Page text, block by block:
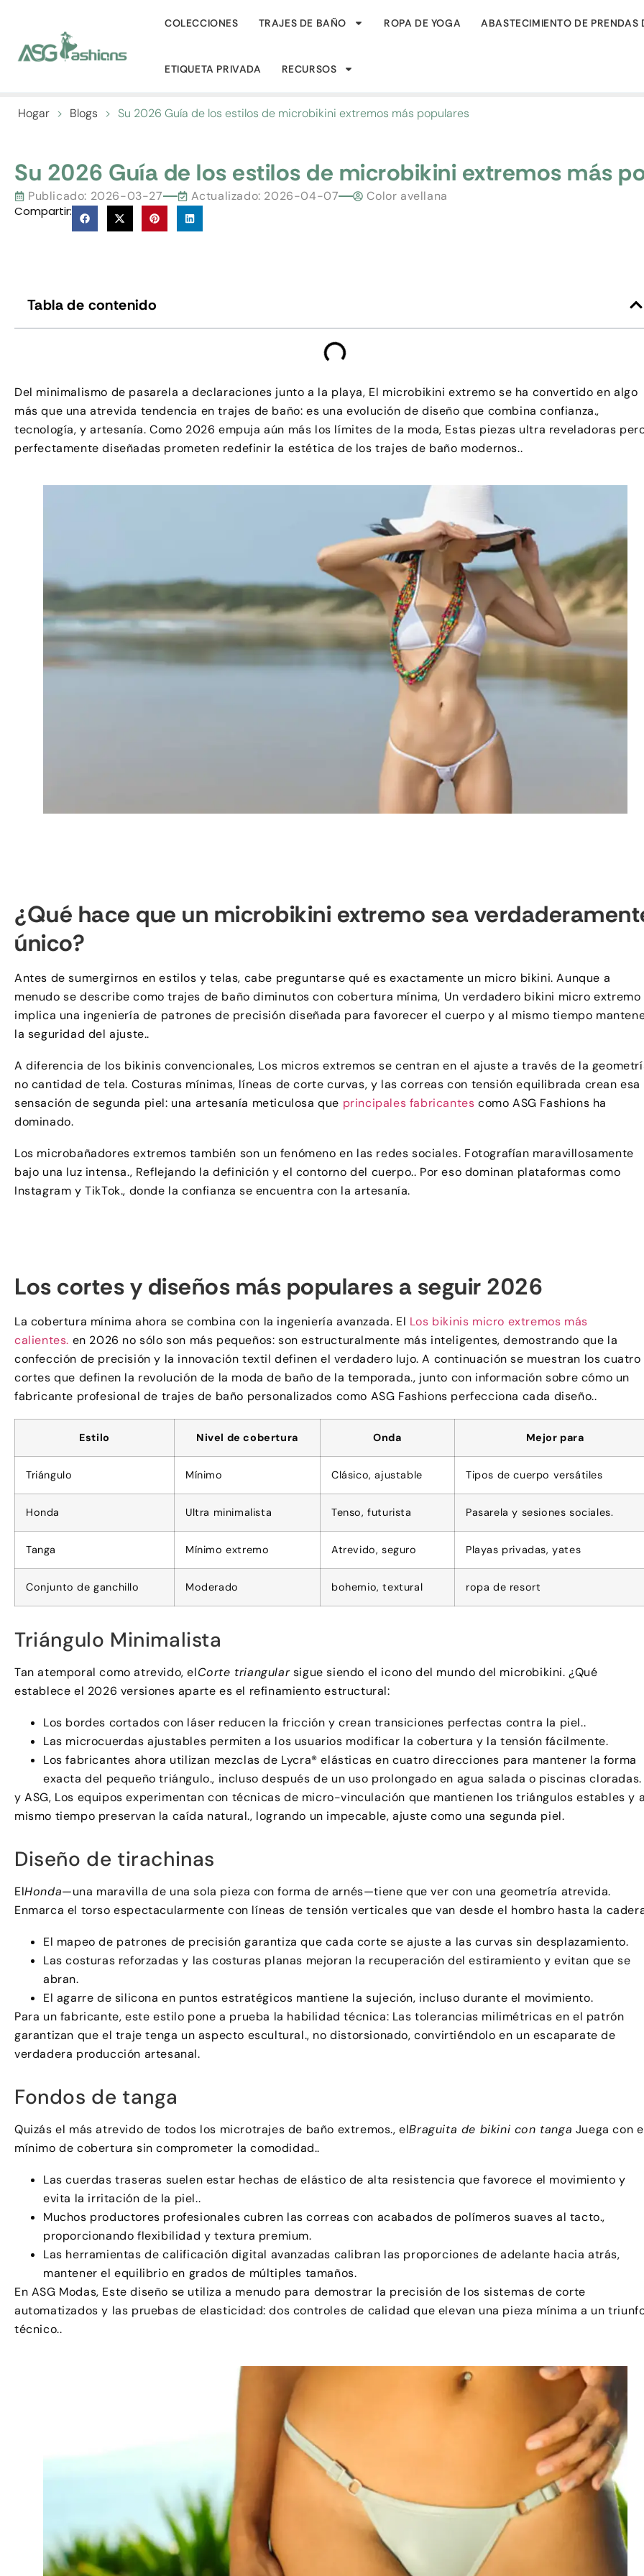
COLECCIONES TRAJES DE BAÑO ROPA DE YOGA ABASTECIMIENTO DE PRENDAS
ETIQUETA PRIVADA RECURSOS
Hogar > Blogs > Su 2026 Guía de los estilos de microbikini extremos más populares
Su 2026 Guía de los estilos de microbikini extremos más
Publicado: 2026-03-27 Actualizado: 2026-04-07
Color avellana
Compartir:
Tabla de contenido
Del minimalismo de pasarela a declaraciones junto a la playa, El microbikini extremo se ha convertido en algo
más que una atrevida tendencia en trajes de baño: es una evolución de diseño que combina confianza.,
tecnología, y artesanía. Como 2026 empuja aún más los límites de la moda, Estas piezas ultra reveladoras
perfectamente diseñadas prometen redefinir la estética de los trajes de baño modernos..
¿Qué hace que un microbikini extremo sea
único?
Antes de sumergirnos en estilos y telas, cabe preguntarse qué es exactamente un micro bikini. Aunque a
menudo se describe como trajes de baño diminutos con cobertura mínima, Un verdadero bikini micro extremo
implica una ingeniería de patrones de precisión diseñada para favorecer el cuerpo y al mismo tiempo
la seguridad del ajuste..
A diferencia de los bikinis convencionales, Los micros extremos se centran en el ajuste a través de la
no cantidad de tela. Costuras mínimas, líneas de corte curvas, y las correas con tensión equilibrada crean esa
sensación de segunda piel: una artesanía meticulosa que principales fabricantes como ASG Fashions ha
dominado.
Los microbañadores extremos también son un fenómeno en las redes sociales. Fotografían maravillosamente
bajo una luz intensa., Reflejando la definición y el contorno del cuerpo.. Por eso dominan plataformas como
Instagram y TikTok., donde la confianza se encuentra con la artesanía.
Los cortes y diseños más populares a seguir 2026
La cobertura mínima ahora se combina con la ingeniería avanzada. El Los bikinis micro extremos más
calientes. en 2026 no sólo son más pequeños: son estructuralmente más inteligentes, demostrando que la
confección de precisión y la innovación textil definen el verdadero lujo. A continuación se muestran los cuatro
cortes que definen la revolución de la moda de baño de la temporada., junto con información sobre cómo un
fabricante profesional de trajes de baño personalizados como ASG Fashions perfecciona cada diseño..
Estilo Nivel de cobertura Onda Mejor para
Triángulo Mínimo Clásico, ajustable Tipos de cuerpo versátiles
Honda Ultra minimalista Tenso, futurista Pasarela y sesiones sociales.
Tanga Mínimo extremo Atrevido, seguro Playas privadas, yates
Conjunto de ganchillo Moderado bohemio, textural ropa de resort
Triángulo Minimalista
Tan atemporal como atrevido, elCorte triangularsigue siendo el icono del mundo del microbikini. ¿Qué
establece el 2026 versiones aparte es el refinamiento estructural:
Los bordes cortados con láser reducen la fricción y crean transiciones perfectas contra la piel..
Las microcuerdas ajustables permiten a los usuarios modificar la cobertura y la tensión fácilmente.
Los fabricantes ahora utilizan mezclas de Lycra® elásticas en cuatro direcciones para mantener la forma
exacta del pequeño triángulo., incluso después de un uso prolongado en agua salada o piscinas cloradas.
y ASG, Los equipos experimentan con técnicas de micro-vinculación que mantienen los triángulos estables y
mismo tiempo preservan la caída natural., logrando un impecable, ajuste como una segunda piel.
Diseño de tirachinas
ElHonda—una maravilla de una sola pieza con forma de arnés—tiene que ver con una geometría atrevida.
Enmarca el torso espectacularmente con líneas de tensión verticales que van desde el hombro hasta la
El mapeo de patrones de precisión garantiza que cada corte se ajuste a las curvas sin desplazamiento.
Las costuras reforzadas y las costuras planas mejoran la recuperación del estiramiento y evitan que se
abran.
El agarre de silicona en puntos estratégicos mantiene la sujeción, incluso durante el movimiento.
Para un fabricante, este estilo pone a prueba la habilidad técnica: Las tolerancias milimétricas en el patrón
garantizan que el traje tenga un aspecto escultural., no distorsionado, convirtiéndolo en un escaparate de
verdadera producción artesanal.
Fondos de tanga
Quizás el más atrevido de todos los microtrajes de baño extremos., elBraguita de bikini con tanga Juega con
mínimo de cobertura sin comprometer la comodidad..
Las cuerdas traseras suelen estar hechas de elástico de alta resistencia que favorece el movimiento y
evita la irritación de la piel..
Muchos productores profesionales cubren las correas con acabados de polímeros suaves al tacto.,
proporcionando flexibilidad y textura premium.
Las herramientas de calificación digital avanzadas calibran las proporciones de adelante hacia atrás,
mantener el equilibrio en grados de múltiples tamaños.
En ASG Modas, Este diseño se utiliza a menudo para demostrar la precisión de los sistemas de corte
automatizados y las pruebas de elasticidad: dos controles de calidad que elevan una pieza mínima a un
técnico..